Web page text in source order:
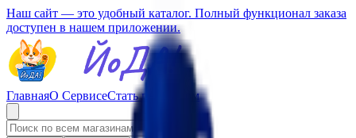
Наш сайт — это удобный каталог. Полный функционал заказа
доступен в нашем приложении.
ГлавнаяО СервисеСтать партнером